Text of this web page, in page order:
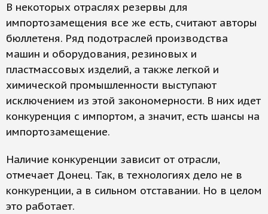
В некоторых отраслях резервы для
импортозамещения все же есть, считают авторы
бюллетеня. Ряд подотраслей производства
машин и оборудования, резиновых и
пластмассовых изделий, а также легкой и
химической промышленности выступают
исключением из этой закономерности. В них идет
конкуренция с импортом, а значит, есть шансы на
импортозамещение.
Наличие конкуренции зависит от отрасли,
отмечает Донец. Так, в технологиях дело не в
конкуренции, а в сильном отставании. Но в целом
это работает.